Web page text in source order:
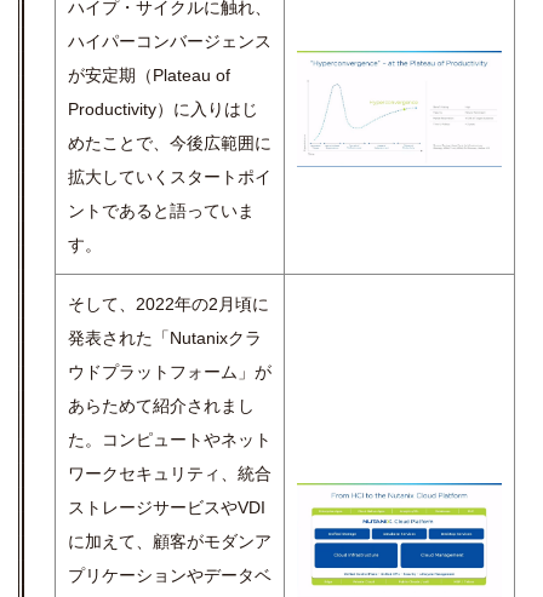
ハイプ・サイクルに触れ、
ハイパーコンバージェンス
が安定期（Plateau of
Productivity）に入りはじ
めたことで、今後広範囲に
拡大していくスタートポイ
ントであると語っていま
す。
そして、2022年の2月頃に
発表された「Nutanixクラ
ウドプラットフォーム」が
あらためて紹介されまし
た。コンピュートやネット
ワークセキュリティ、統合
ストレージサービスやVDI
に加えて、顧客がモダンア
プリケーションやデータベ